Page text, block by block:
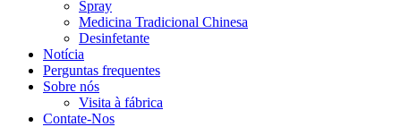
Spray
Medicina Tradicional Chinesa
Desinfetante
Notícia
Perguntas frequentes
Sobre nós
Visita à fábrica
Contate-Nos